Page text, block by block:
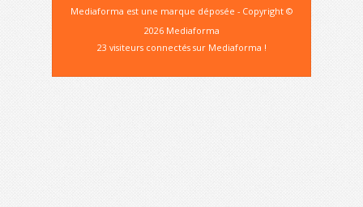
Mediaforma est une marque déposée - Copyright ©
2026 Mediaforma
23 visiteurs connectés sur Mediaforma !